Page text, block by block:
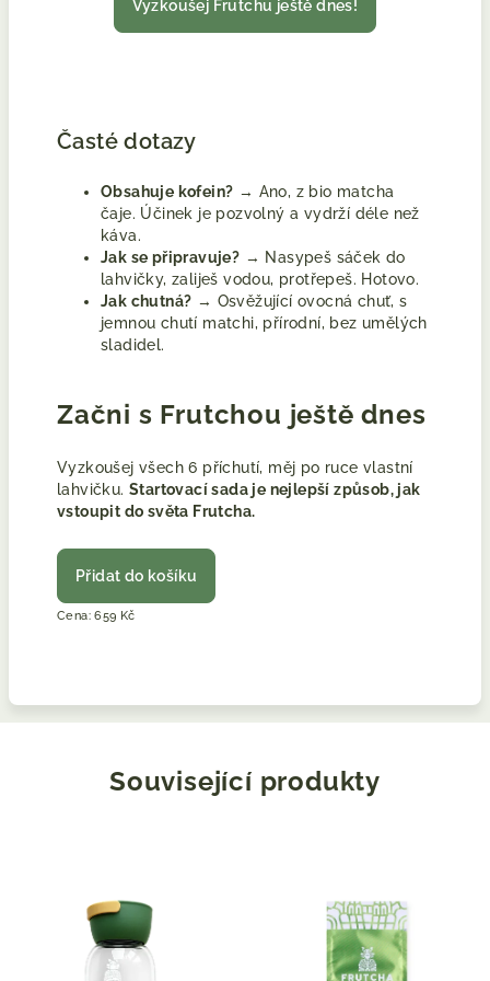
Vyzkoušej Frutchu ještě dnes!
Časté dotazy
Obsahuje kofein? → Ano, z bio matcha
čaje. Účinek je pozvolný a vydrží déle než
káva.
Jak se připravuje? → Nasypeš sáček do
lahvičky, zaliješ vodou, protřepeš. Hotovo.
Jak chutná? → Osvěžující ovocná chuť, s
jemnou chutí matchi, přírodní, bez umělých
sladidel.
Začni s Frutchou ještě dnes
Vyzkoušej všech 6 příchutí, měj po ruce vlastní
lahvičku.Startovací sada je nejlepší způsob, jak
vstoupit do světa Frutcha.
Přidat do košíku
Cena: 659 Kč
Související produkty